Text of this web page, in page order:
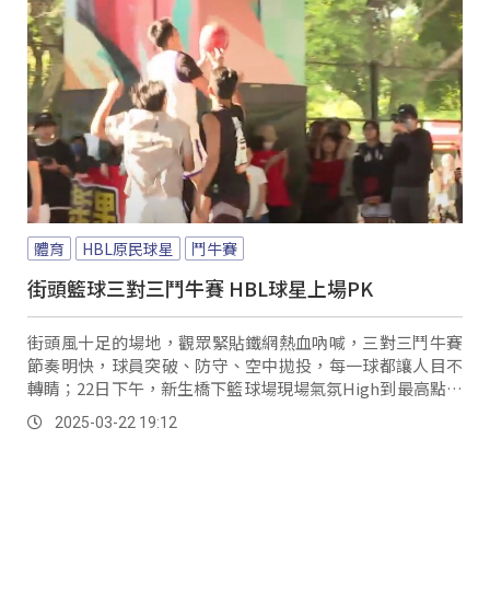
體育 HBL原民球星 鬥牛賽
街頭籃球三對三鬥牛賽 HBL球星上場PK
街頭風十足的場地，觀眾緊貼鐵網熱血吶喊，三對三鬥牛賽
節奏明快，球員突破、防守、空中拋投，每一球都讓人目不
轉睛；22日下午，新生橋下籃球場現場氣氛High到最高點，
街頭年度籃球挑戰賽迎來最終戰，活動特別邀請多位HBL球
星到場擔任嘉賓球員和球迷面對面PK球技，來場熱血又過癮
2025-03-22 19:12